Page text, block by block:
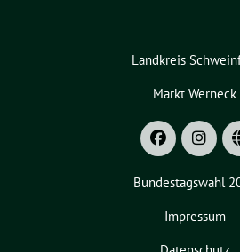
Landkreis
Markt Werneck
Bundestagswahl
Impressum